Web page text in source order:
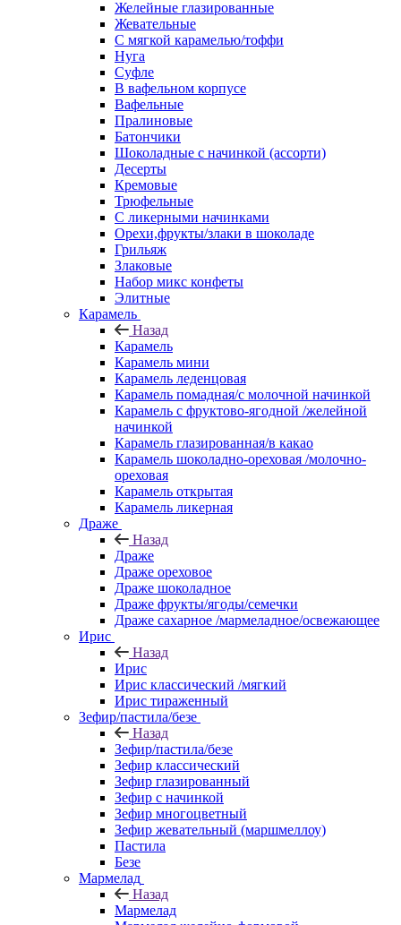
Желейные глазированные
Жевательные
С мягкой карамелью/тоффи
Нуга
Суфле
В вафельном корпусе
Вафельные
Пралиновые
Батончики
Шоколадные с начинкой (ассорти)
Десерты
Кремовые
Трюфельные
С ликерными начинками
Орехи,фрукты/злаки в шоколаде
Грильяж
Злаковые
Набор микс конфеты
Элитные
Карамель
Назад
Карамель
Карамель мини
Карамель леденцовая
Карамель помадная/с молочной начинкой
Карамель с фруктово-ягодной /желейной
начинкой
Карамель глазированная/в какао
Карамель шоколадно-ореховая /молочно-
ореховая
Карамель открытая
Карамель ликерная
Драже
Назад
Драже
Драже ореховое
Драже шоколадное
Драже фрукты/ягоды/семечки
Драже сахарное /мармеладное/освежающее
Ирис
Назад
Ирис
Ирис классический /мягкий
Ирис тираженный
Зефир/пастила/безе
Назад
Зефир/пастила/безе
Зефир классический
Зефир глазированный
Зефир с начинкой
Зефир многоцветный
Зефир жевательный (маршмеллоу)
Пастила
Безе
Мармелад
Назад
Мармелад